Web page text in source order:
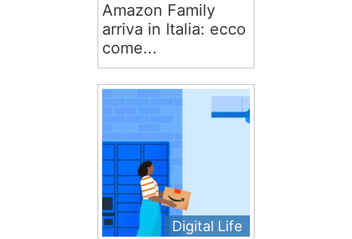
Amazon Family
arriva in Italia: ecco
come...
Digital Life